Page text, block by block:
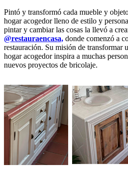
Pintó y transformó cada mueble y
hogar acogedor lleno de estilo y
pintar y cambiar las cosas la llevó a
@restauraencasa, donde comenzó a
restauración. Su misión de transformar
hogar acogedor inspira a muchas
nuevos proyectos de bricolaje.